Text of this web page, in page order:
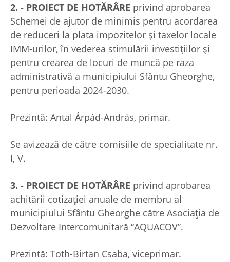
2. - PROIECT DE HOTĂRÂRE privind aprobarea
Schemei de ajutor de minimis pentru acordarea
de reduceri la plata impozitelor și taxelor locale
IMM-urilor, în vederea stimulării investițiilor și
pentru crearea de locuri de muncă pe raza
administrativă a municipiului Sfântu Gheorghe,
pentru perioada 2024-2030.
Prezintă: Antal Árpád-András, primar.
Se avizează de către comisiile de specialitate nr.
I, V.
3. - PROIECT DE HOTĂRÂRE privind aprobarea
achitării cotizației anuale de membru al
municipiului Sfântu Gheorghe către Asociația de
Dezvoltare Intercomunitară “AQUACOV”.
Prezintă: Toth-Birtan Csaba, viceprimar.